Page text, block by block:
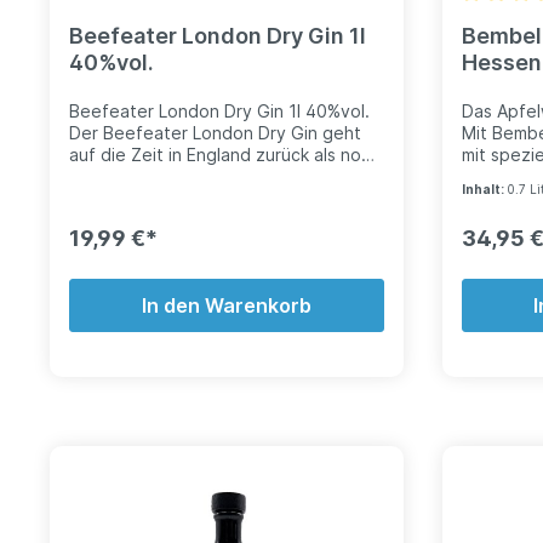
Beefeater London Dry Gin 1l
40%vol.
Beefeater London Dry Gin 1l 40%vol.
Der Beefeater London Dry Gin geht
auf die Zeit in England zurück als noch
seinen Gin an. Besonders hochwertige
wenig Mandel und Koriander und
natürlich der obligatorische Wacholder
machen diesen Gin zu einem Standard
19,99 €*
In den Warenkorb
Das
Mit
mit
man
sind
war für
präsent,
einen
Gin
Inhalt: 0.7
34,95